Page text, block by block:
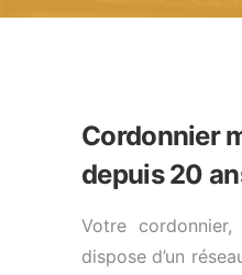
Cordonnier
depuis 20
Votre
dispose d’un